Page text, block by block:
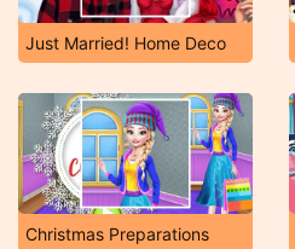
Just Married! Home Deco
Christmas Preparations